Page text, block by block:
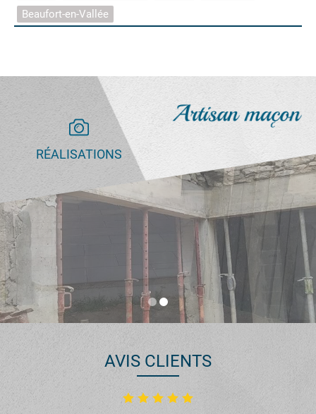
Beaufort-en-Vallée
RÉALISATIONS
AVIS CLIENTS